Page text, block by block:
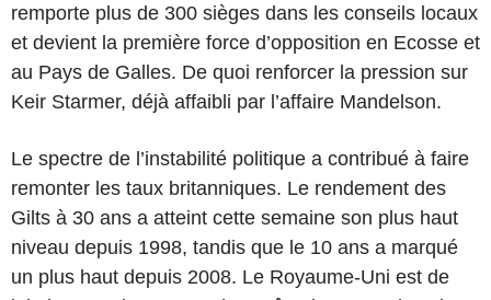
remporte plus de 300 sièges dans les conseils locaux
et devient la première force d’opposition en Ecosse et
au Pays de Galles. De quoi renforcer la pression sur
Keir Starmer, déjà affaibli par l’affaire Mandelson.
Le spectre de l’instabilité politique a contribué à faire
remonter les taux britanniques. Le rendement des
Gilts à 30 ans a atteint cette semaine son plus haut
niveau depuis 1998, tandis que le 10 ans a marqué
un plus haut depuis 2008. Le Royaume-Uni est de